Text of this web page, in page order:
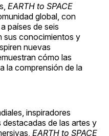
EARTH to SPACE
global, con
países de seis
sus conocimientos y
nuevas
cómo las
la comprensión de la
inspiradores
de las artes y
EARTH to SPACE